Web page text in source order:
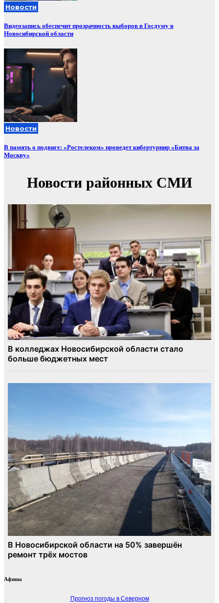
Новости
Видеозапись обеспечит прозрачность выборов в Госдуму в
Новосибирской области
Новости
В память о подвиге: «Ростелеком» проведет кибертурнир «Битва за
Москву»
Афиша
Прогноз погоды в Северном